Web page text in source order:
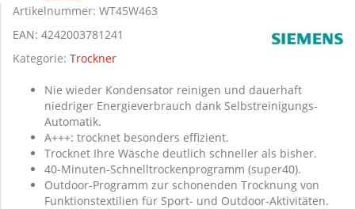
Artikelnummer: WT45W463
EAN: 4242003781241
Kategorie: Trockner
Nie wieder Kondensator reinigen und dauerhaft
niedriger Energieverbrauch dank Selbstreinigungs-
Automatik.
A+++: trocknet besonders effizient.
Trocknet Ihre Wäsche deutlich schneller als bisher.
40-Minuten-Schnelltrockenprogramm (super40).
Outdoor-Programm zur schonenden Trocknung von
Funktionstextilien für Sport- und Outdoor-Aktivitäten.